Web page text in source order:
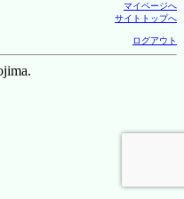
マイページへ
サイトトップへ
ログアウト